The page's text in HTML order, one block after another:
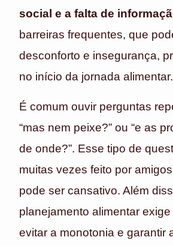
social e a falta de
barreiras frequentes, que
desconforto e insegurança,
no início da jornada alimentar.
É comum ouvir perguntas
“mas nem peixe?” ou “e as
de onde?”. Esse tipo de
muitas vezes feito por
pode ser cansativo. Além
planejamento alimentar
evitar a monotonia e garantir